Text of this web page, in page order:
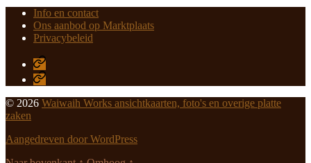
Info en contact
Ons aanbod op Marktplaats
Privacybeleid
Twitter
Marktplaats
© 2026 Waiwaih Works ansichtkaarten, foto's en overige platte
zaken
Aangedreven door WordPress